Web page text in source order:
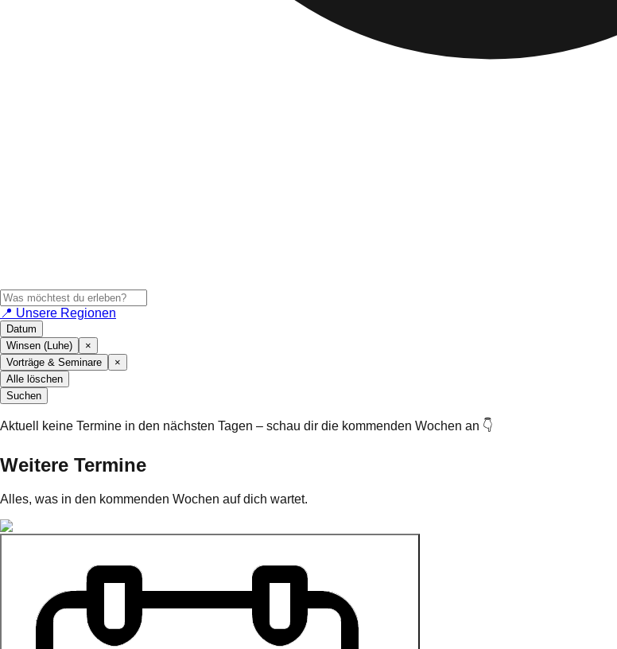
📍 Unsere Regionen
Datum
Winsen (Luhe)
×
Vorträge & Seminare
×
Alle löschen
Suchen
Aktuell keine Termine in den nächsten Tagen – schau dir die kommenden Wochen an 👇
Weitere Termine
Alles, was in den kommenden Wochen auf dich wartet.